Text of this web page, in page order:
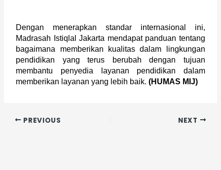
Dengan menerapkan standar internasional ini,
Madrasah Istiqlal Jakarta mendapat panduan tentang
bagaimana memberikan kualitas dalam lingkungan
pendidikan yang terus berubah dengan tujuan
membantu penyedia layanan pendidikan dalam
memberikan layanan yang lebih baik. (HUMAS MIJ)
PREVIOUS NEXT